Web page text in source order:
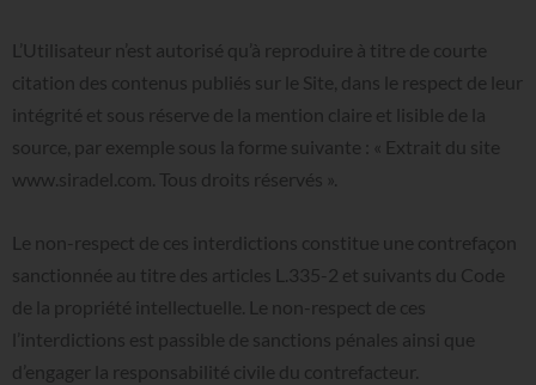
L’Utilisateur n’est autorisé qu’à reproduire à titre de courte
citation des contenus publiés sur le Site, dans le respect de leur
intégrité et sous réserve de la mention claire et lisible de la
source, par exemple sous la forme suivante : « Extrait du site
www.siradel.com. Tous droits réservés ».
Le non-respect de ces interdictions constitue une contrefaçon
sanctionnée au titre des articles L.335-2 et suivants du Code
de la propriété intellectuelle. Le non-respect de ces
l’interdictions est passible de sanctions pénales ainsi que
d’engager la responsabilité civile du contrefacteur.